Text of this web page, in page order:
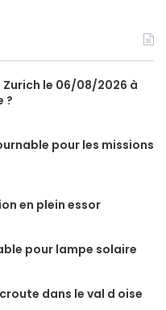
le 06/08/2026 à
?
pour les missions
en plein essor
pour lampe solaire
dans le val d oise